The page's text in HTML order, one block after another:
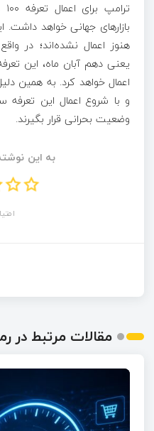
بازار‌های جهانی خواهد
هنوز اعمال نشده‌اند؛ در
یعنی دهم آبان ماه، این
اعمال خواهد کرد. به همین
و با شروع اعمال این تعرفه
وضعیت بحرانی قرار بگیرند.
به این
مقالات مرتبط در